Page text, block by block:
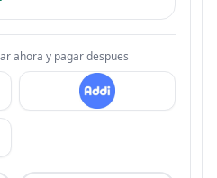
ahora y pagar despues